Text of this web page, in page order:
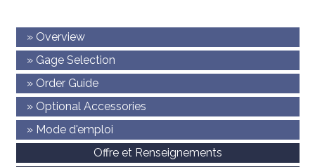
» Overview
» Gage Selection
» Order Guide
» Optional Accessories
» Mode d'emploi
Offre et Renseignements